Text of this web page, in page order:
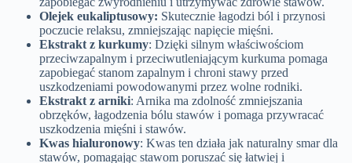
Olejek eukaliptusowy: Skutecznie łagodzi ból i przynosi
poczucie relaksu, zmniejszając napięcie mięśni.
Ekstrakt z kurkumy: Dzięki silnym właściwościom
przeciwzapalnym i przeciwutleniającym kurkuma pomaga
zapobiegać stanom zapalnym i chroni stawy przed
uszkodzeniami powodowanymi przez wolne rodniki.
Ekstrakt z arniki: Arnika ma zdolność zmniejszania
obrzęków, łagodzenia bólu stawów i pomaga przywracać
uszkodzenia mięśni i stawów.
Kwas hialuronowy: Kwas ten działa jak naturalny smar dla
stawów, pomagając stawom poruszać się łatwiej i